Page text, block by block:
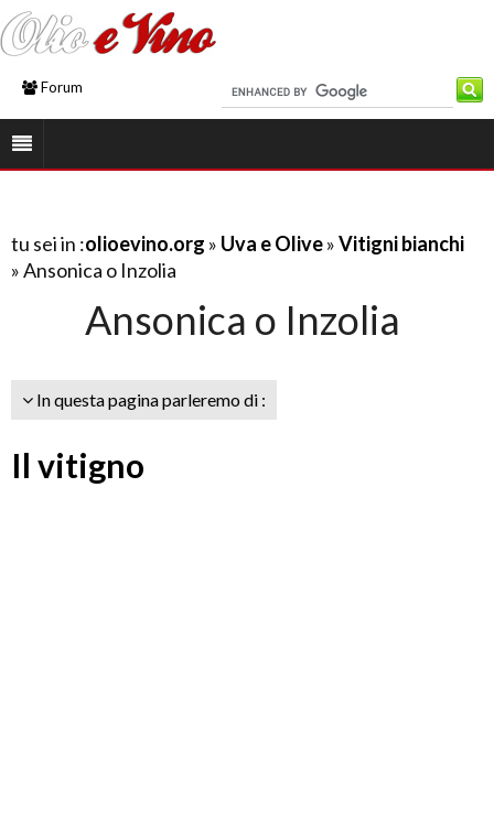
Forum
tu sei in :olioevino.org » Uva e Olive»Vitigni bianchi
» Ansonica o Inzolia
Ansonica o Inzolia
In questa pagina parleremo di :
Il vitigno